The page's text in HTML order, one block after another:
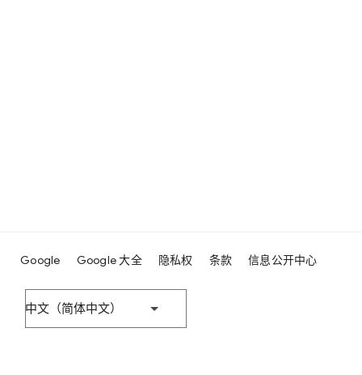
Google Google 大全 隐私权 条款 信息公开中心
中文（简体中文）